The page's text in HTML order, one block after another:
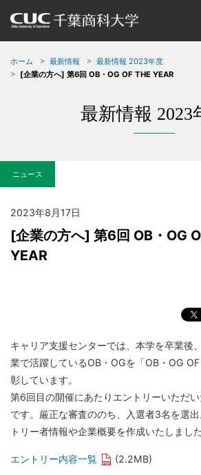
ホーム 最新情報
最新情報 2023年度
[企業の方へ] 第6回 OB・OG OF THE YEAR
最新情報 2023
ニュース
2023年8月17日
[企業の方へ] 第6回 OB・OG
YEAR
キャリア支援センターでは、本学を卒業後
業で活躍しているOB・OGを「OB・OG
彰しています。
第6回目の開催にあたりエントリーいただ
です。厳正な審査ののち、入選者3名を選
トリー者情報や企業概要を作成いたしました
エントリー内容一覧 (2.2MB)